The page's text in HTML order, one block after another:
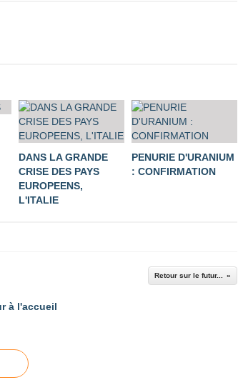
DANS LA GRANDE
CRISE DES PAYS
EUROPEENS,
L'ITALIE
PENURIE D'URANIUM
: CONFIRMATION
Retour sur le futur...
à l'accueil